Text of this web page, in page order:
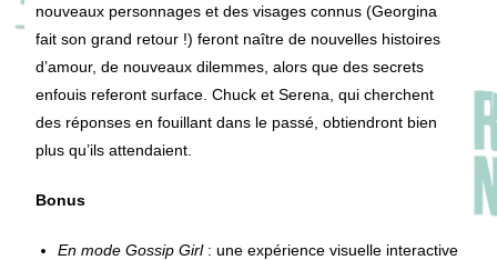
nouveaux personnages et des visages connus (Georgina
fait son grand retour !) feront naître de nouvelles histoires
d’amour, de nouveaux dilemmes, alors que des secrets
enfouis referont surface. Chuck et Serena, qui cherchent
des réponses en fouillant dans le passé, obtiendront bien
plus qu’ils attendaient.
Bonus
En mode Gossip Girl: une expérience visuelle interactive